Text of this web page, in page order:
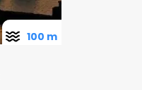
100 m